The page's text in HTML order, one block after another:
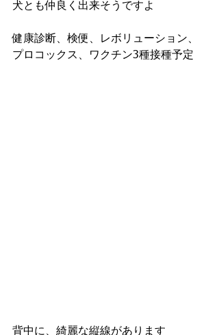
犬とも仲良く出来そうですよ
健康診断、検便、レボリューション、
プロコックス、ワクチン3種接種予定
背中に、綺麗な縦線があります